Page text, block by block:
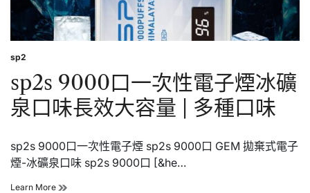
味
長
效
量
多
種
Posted
sp2
sp2s 9000口一次性電子煙冰礦
泉口味長效大容量 | 多種口味
sp2s 9000口一次性電子煙 sp2s 9000口 GEM 拋棄式電子
煙-冰礦泉口味 sp2s 9000口 [&he…
Learn More sp2s